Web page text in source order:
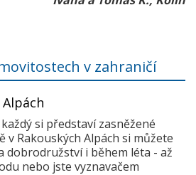
v zahraničí
si představí zasněžené
v Rakouských Alpách si můžete
dobrodružství i během léta - až
nebo jste vyznavačem